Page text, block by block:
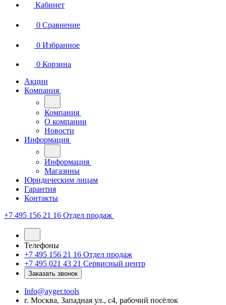
Кабинет
0 Сравнение
0 Избранное
0 Корзина
Акции
Компания
Компания
О компании
Новости
Информация
Информация
Магазины
Юридическим лицам
Гарантия
Контакты
+7 495 156 21 16 Отдел продаж
Телефоны
+7 495 156 21 16 Отдел продаж
+7 495 021 43 21 Cервисный центр
Заказать звонок
Info@ayger.tools
г. Москва, Западная ул., с4, рабочий посёлок